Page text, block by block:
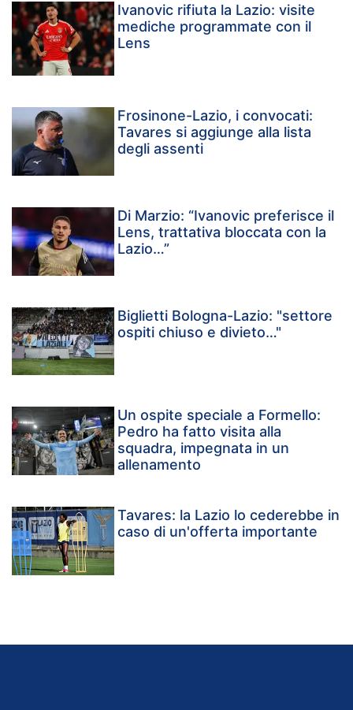
Ivanovic rifiuta la Lazio: visite
mediche programmate con il
Lens
Frosinone-Lazio, i convocati:
Tavares si aggiunge alla lista
degli assenti
Di Marzio: “Ivanovic preferisce il
Lens, trattativa bloccata con la
Lazio…”
Biglietti Bologna-Lazio: "settore
ospiti chiuso e divieto…"
Un ospite speciale a Formello:
Pedro ha fatto visita alla
squadra, impegnata in un
allenamento
Tavares: la Lazio lo cederebbe in
caso di un'offerta importante